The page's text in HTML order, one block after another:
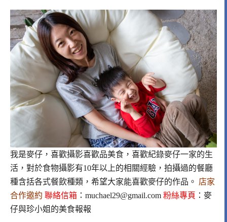
我是麥仔，喜歡攝影喜歡品美食，喜歡紀錄麥仔一家的生
活，對於食物攝影有10年以上的相關經驗，拍攝過的餐廳
種含括各式餐飲種類，希望大家能喜歡麥仔的作品。 店家
合作邀約 聯絡信箱 ： muchael29@gmail.com 粉絲專頁 ： 麥
仔與珍小姐的美食報報